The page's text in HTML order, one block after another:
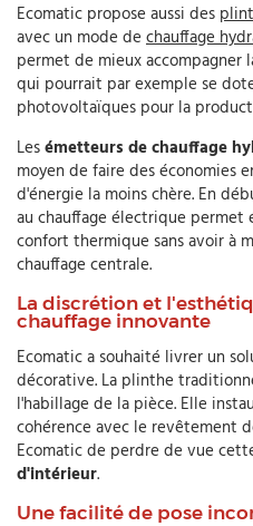
Ecomatic propose aussi des
avec un mode de chauffage
permet de mieux
qui pourrait par exemple se
photovoltaïques pour la
Lesémetteurs de chauffage
moyen de faire des économies
d'énergie la moins chère. En
au chauffage électrique permet
confort thermique sans avoir à
chauffage centrale.
La discrétion et
chauffage innovante
Ecomatic a souhaité livrer un
décorative. La plinthe
l'habillage de la pièce. Elle
cohérence avec le revêtement
Ecomatic de perdre de vue
d'intérieur.
Une facilité de pose